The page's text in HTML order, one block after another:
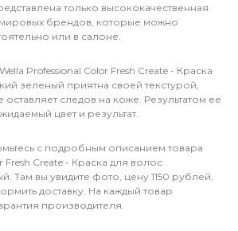
только высококачественная
брендов, которые можно
или в салоне.
Professional Color Fresh Create - Краска
зеленый приятна своей текстурой,
оставляет следов на коже. Результатом ее
цвет и результат.
с подробным описанием товара
Fresh Create - Краска для волос
Там вы увидите фото, цену 1150 рублей,
доставку. На каждый товар
производителя.